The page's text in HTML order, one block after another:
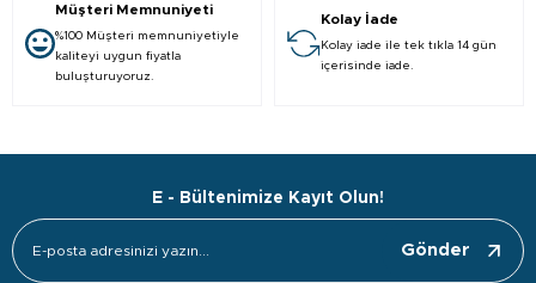
Müşteri Memnuniyeti
%100 Müşteri memnuniyetiyle
kaliteyi uygun fiyatla
buluşturuyoruz.
Kolay İade
Kolay iade ile tek tıkla 14 gün
içerisinde iade.
E - Bültenimize Kayıt Olun!
Gönder